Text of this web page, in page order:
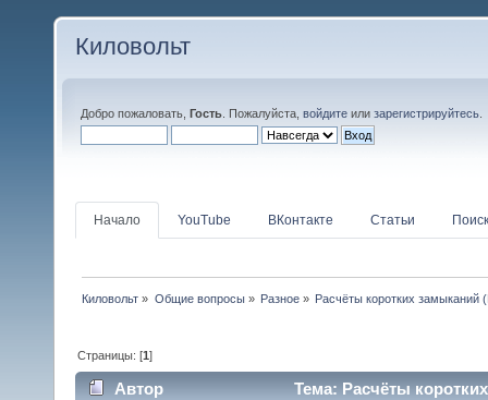
Киловольт
Добро пожаловать, Гость . Пожалуйста, войдите или зарегистрируйтесь
Начало YouTube ВКонтакте Статьи Поиск
Киловольт » Общие вопросы» Разное» Расчёты коротких замыканий
Страницы: [1]
Автор Тема: Расчёты